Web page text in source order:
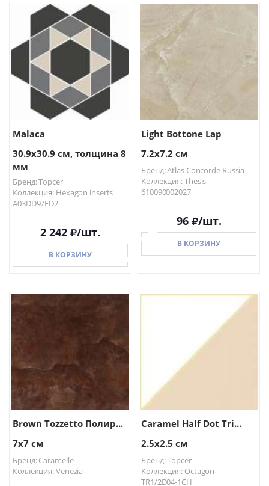
Malaca
30.9x30.9 см, толщина 8
мм
Бренд: Topcer
Коллекция: Hexagon inserts
A03DD97ED2
2 242 /шт.
В КОРЗИНУ
Light Bottone Lap
7.2x7.2 см
Бренд: Atlas Concorde Russia
Коллекция: Thesis
610090002027
96 /шт.
В КОРЗИНУ
Brown Tozzetto Полир...
7x7 см
Бренд: Caramelle
Коллекция: Venezia
Caramel Half Dot Tri...
2.5x2.5 см
Бренд: Topcer
Коллекция: Octagon
TR1/2D04-1CH